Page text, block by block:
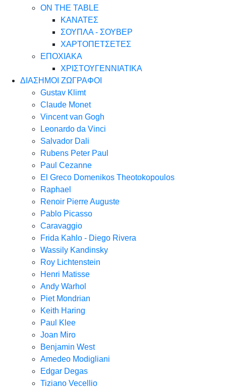
ON THE TABLE
ΚΑΝΑΤΕΣ
ΣΟΥΠΛΑ - ΣΟΥΒΕΡ
ΧΑΡΤΟΠΕΤΣΕΤΕΣ
ΕΠΟΧΙΑΚΑ
ΧΡΙΣΤΟΥΓΕΝΝΙΑΤΙΚΑ
ΔΙΑΣΗΜΟΙ ΖΩΓΡΑΦΟΙ
Gustav Klimt
Claude Monet
Vincent van Gogh
Leonardo da Vinci
Salvador Dali
Rubens Peter Paul
Paul Cezanne
El Greco Domenikos Theotokopoulos
Raphael
Renoir Pierre Auguste
Pablo Picasso
Caravaggio
Frida Kahlo - Diego Rivera
Wassily Kandinsky
Roy Lichtenstein
Henri Matisse
Andy Warhol
Piet Mondrian
Keith Haring
Paul Klee
Joan Miro
Benjamin West
Amedeo Modigliani
Edgar Degas
Tiziano Vecellio